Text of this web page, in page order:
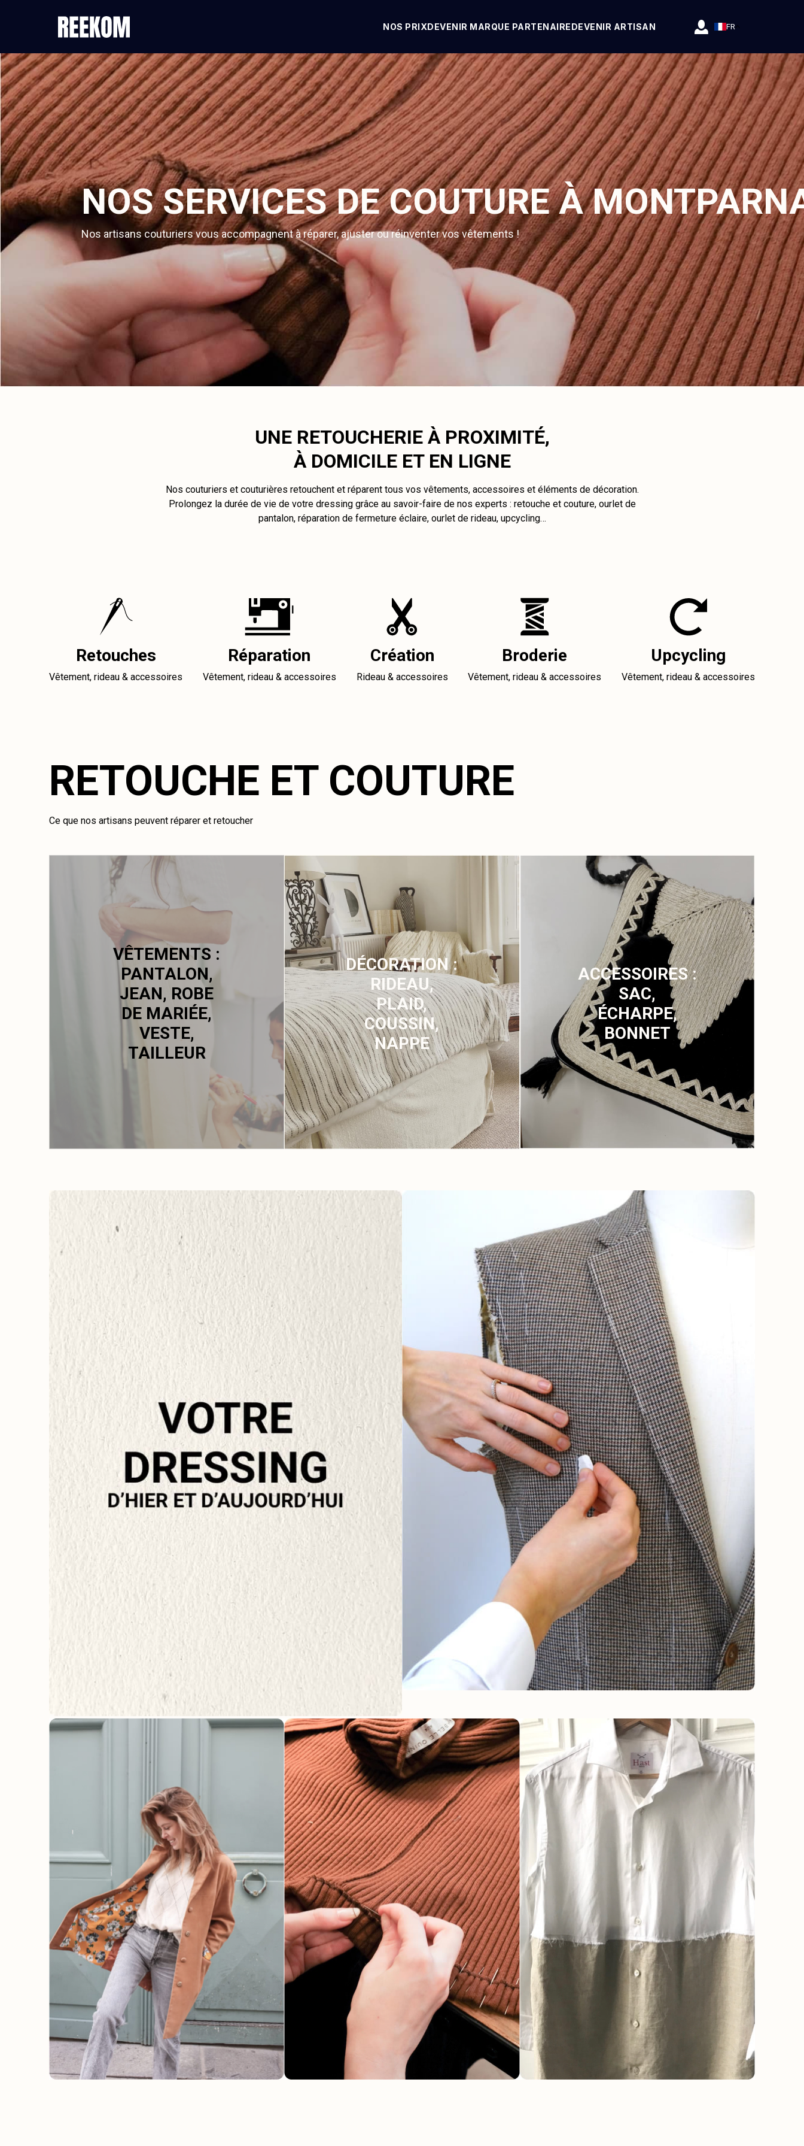
NOS PRIXDEVENIR MARQUE PARTENAIREDEVENIR ARTISAN FR
NOS SERVICES DE COUTURE À
Nos artisans couturiers vous accompagnent à réparer, ajuster ou réinventer vos vêtements !
UNE RETOUCHERIE À PROXIMITÉ,
À DOMICILE ET EN LIGNE
Nos couturiers et couturières retouchent et réparent tous vos vêtements, accessoires et éléments de décoration.
Prolongez la durée de vie de votre dressing grâce au savoir-faire de nos experts : retouche et couture, ourlet de
pantalon, réparation de fermeture éclaire, ourlet de rideau, upcycling…
Retouches
Vêtement, rideau & accessoires
Réparation
Vêtement, rideau & accessoires
Création
Rideau & accessoires
Broderie
Vêtement, rideau & accessoires
Upcycling
Vêtement, rideau & accessoires
RETOUCHE ET COUTURE
Ce que nos artisans peuvent réparer et retoucher
VÊTEMENTS :
PANTALON,
JEAN, ROBE
DE MARIÉE,
VESTE,
TAILLEUR
DÉCORATION :
RIDEAU,
PLAID,
COUSSIN,
NAPPE
ACCESSOIRES :
SAC,
ÉCHARPE,
BONNET